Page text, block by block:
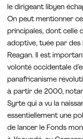
le dirigeant libyen
On peut mentionner
principales, dont celle
adoptive, tuée par
Reagan. Il est
volonté occidentale
panafricanisme
à partir de 2000,
Syrte qui a vu la
essentiellement une
de lancer le Fonds